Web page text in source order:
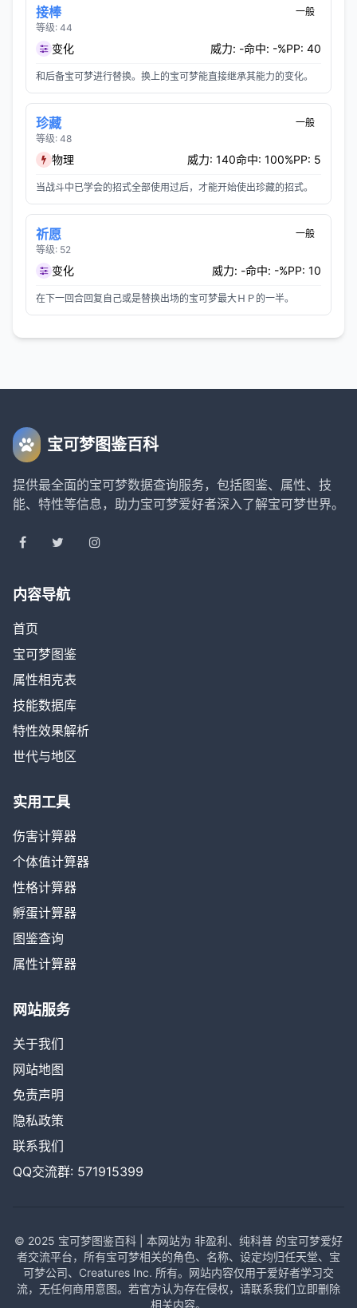
接棒
等级: 44
一般
变化 威力: -命中: -%PP: 40
和后备宝可梦进行替换。换上的宝可梦能直接继承其能力的变化。
珍藏
等级: 48
一般
物理 威力: 140命中: 100%PP: 5
当战斗中已学会的招式全部使用过后，才能开始使出珍藏的招式。
祈愿
等级: 52
一般
变化 威力: -命中: -%PP: 10
在下一回合回复自己或是替换出场的宝可梦最大ＨＰ的一半。
宝可梦图鉴百科
提供最全面的宝可梦数据查询服务，包括图鉴、属性、技
能、特性等信息，助力宝可梦爱好者深入了解宝可梦世界。
内容导航
首页
宝可梦图鉴
属性相克表
技能数据库
特性效果解析
世代与地区
实用工具
伤害计算器
个体值计算器
性格计算器
孵蛋计算器
图鉴查询
属性计算器
网站服务
关于我们
网站地图
免责声明
隐私政策
联系我们
QQ交流群: 571915399
© 2025 宝可梦图鉴百科 | 本网站为 非盈利、纯科普 的宝可梦爱好
者交流平台，所有宝可梦相关的角色、名称、设定均归任天堂、宝
可梦公司、Creatures Inc. 所有。网站内容仅用于爱好者学习交
流，无任何商用意图。若官方认为存在侵权，请联系我们立即删除
相关内容。